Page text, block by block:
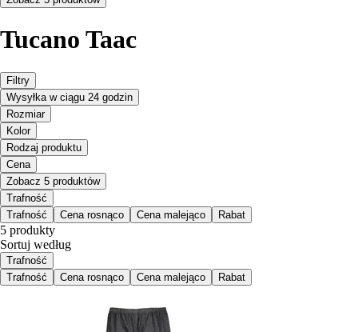
Tucano Taac
Filtry
Wysyłka w ciągu 24 godzin
Rozmiar
Kolor
Rodzaj produktu
Cena
Zobacz 5 produktów
Trafność
Trafność
Cena rosnąco Cena malejąco Rabat
5 produkty
Sortuj według
Trafność
Trafność
Cena rosnąco Cena malejąco Rabat